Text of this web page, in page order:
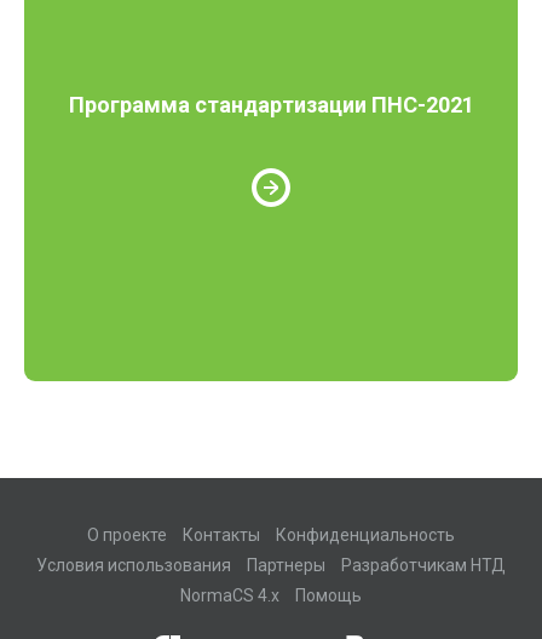
Программа стандартизации ПНС-2021
О проекте Контакты
Конфиденциальность
Условия использования
Партнеры
Разработчикам НТД
NormaCS 4.x
Помощь